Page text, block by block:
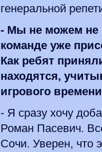
генеральной
- Мы не можем не
команде уже
Как ребят
находятся,
игрового
- Я сразу хочу
Роман Пасевич.
Сочи. Уверен, что